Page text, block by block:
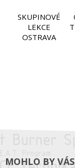
SKUPINOVÉ
LEKCE
OSTRAVA
MOHLO BY